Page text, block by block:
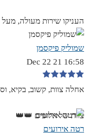
העניקו שירות מעולה, מעל
שמוליק פיקסמן
16:58 21 Dec 22
אחלה צוות, קשוב, בקיא,
צוות של אלופים 👑👑
רטה אירועים